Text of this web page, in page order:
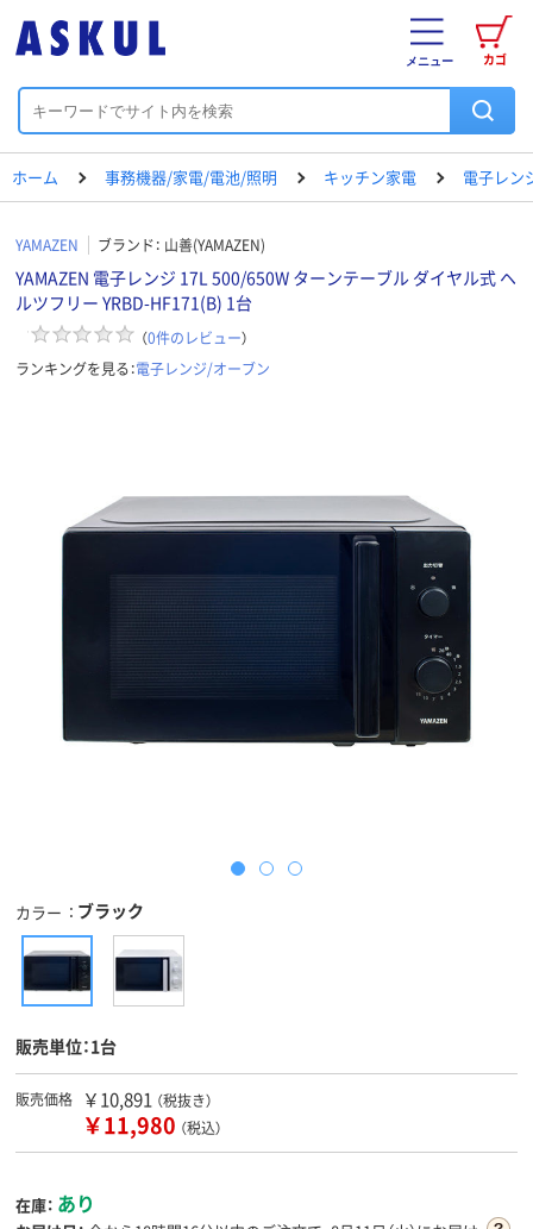
カゴ
メニュー
ホーム 事務機器/家電/電池/照明 キッチン家電 電子レン
YAMAZEN ブランド： 山善(YAMAZEN)
YAMAZEN 電子レンジ 17L 500/650W ターンテーブル ダイヤル式 ヘ
ルツフリー YRBD-HF171(B) 1台
（0件のレビュー）
ランキングを見る：電子レンジ/オーブン
カラー ブラック
販売単位：1台
販売価格 ￥10,891 （税抜き）
￥11,980 （税込）
在庫： あり